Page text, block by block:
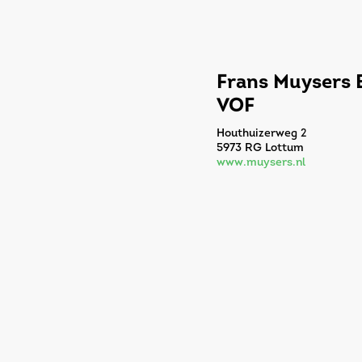
Frans Muysers
VOF
Houthuizerweg 2
5973 RG Lottum
www.muysers.nl